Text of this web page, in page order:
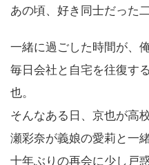
あの頃、好き同士だった
一緒に過ごした時間が、
毎日会社と自宅を往復す
也。
そんなある日、京也が高
瀬彩奈が義娘の愛莉と一
十年ぶりの再会に少し戸